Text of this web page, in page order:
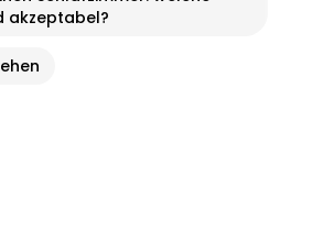
akzeptabel?